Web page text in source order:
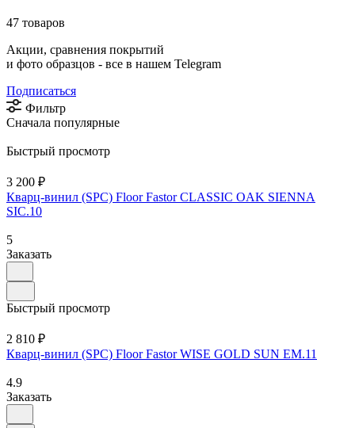
47 товаров
Акции, сравнения покрытий
и фото образцов - все в нашем Telegram
Подписаться
Фильтр
Сначала популярные
Быстрый просмотр
3 200 ₽
Кварц-винил (SPC) Floor Fastor CLASSIC OAK SIENNA
SIC.10
5
Заказать
Быстрый просмотр
2 810 ₽
Кварц-винил (SPC) Floor Fastor WISE GOLD SUN EM.11
4.9
Заказать